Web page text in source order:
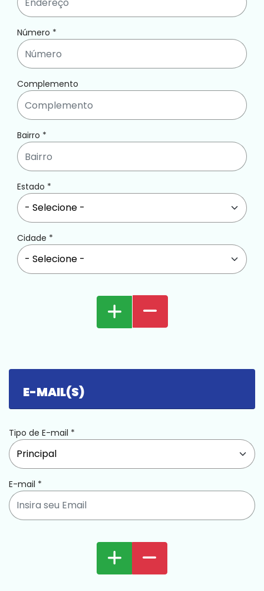
Número *
Complemento
Bairro *
Estado *
Cidade *
E-MAIL(S)
Tipo de E-mail *
E-mail *